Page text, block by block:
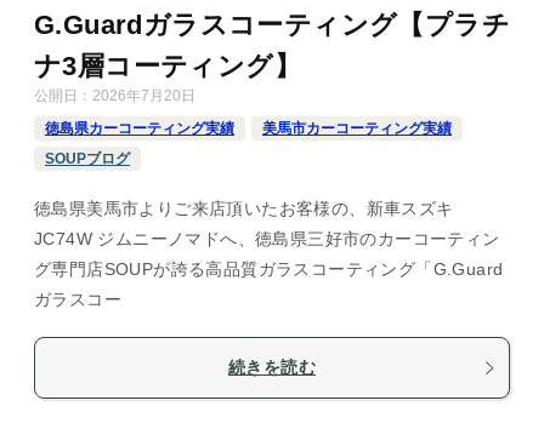
G.Guardガラスコーティング【プラチ
ナ3層コーティング】
公開日： 2026年7月20日
徳島県カーコーティング実績
美馬市カーコーティング実績
SOUPブログ
徳島県美馬市よりご来店頂いたお客様の、新車スズキ
JC74W ジムニーノマドへ、徳島県三好市のカーコーティン
グ専門店SOUPが誇る高品質ガラスコーティング「G.Guard
ガラスコー
続きを読む